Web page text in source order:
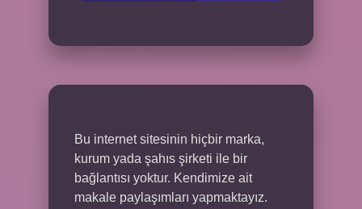
Bu internet sitesinin hiçbir marka,
kurum yada şahıs şirketi ile bir
bağlantısı yoktur. Kendimize ait
makale paylaşımları yapmaktayız.